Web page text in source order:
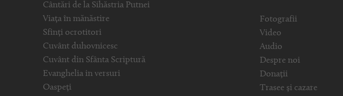
Cântări de la Sihăstria Putnei
Viața în mănăstire
Sfinți ocrotitori
Cuvânt duhovnicesc
Cuvânt din Sfânta Scriptură
Evanghelia in versuri
Oaspeți
Fotografii
Video
Audio
Despre noi
Donații
Trasee și cazare